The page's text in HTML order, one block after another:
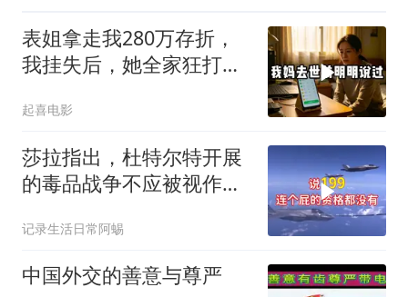
表姐拿走我280万存折，
我挂失后，她全家狂打
起喜电影
莎拉指出，杜特尔特开展
的毒品战争不应被视作反
波扩大
记录生活日常阿蜴
中国外交的善意与尊严